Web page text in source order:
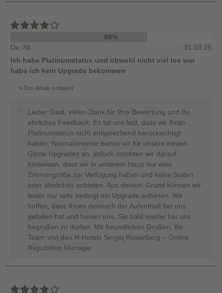
68%
De: Alt
31.03.25
Ich habe Platinumstatus und obwohl nicht viel los war
habe ich kein Upgrade bekommen
Des détails indiquent
Lieber Gast, vielen Dank für Ihre Bewertung und Ihr
ehrliches Feedback. Es tut uns leid, dass wir Ihren
Platinumstatus nicht entsprechend berücksichtigt
haben. Normalerweise bieten wir für unsere treuen
Gäste Upgrades an, jedoch möchten wir darauf
hinweisen, dass wir in unserem Haus nur eine
Zimmergröße zur Verfügung haben und keine Suiten
oder ähnliches anbieten. Aus diesem Grund können wir
leider nur sehr bedingt ein Upgrade anbieten. Wir
hoffen, dass Ihnen dennoch der Aufenthalt bei uns
gefallen hat und freuen uns, Sie bald wieder bei uns
begrüßen zu dürfen. Mit freundlichen Grüßen, Ihr
Team von den H-Hotels Sergej Rosenberg – Online
Reputation Manager